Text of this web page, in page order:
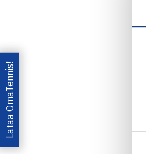
Lataa OmaTennis!